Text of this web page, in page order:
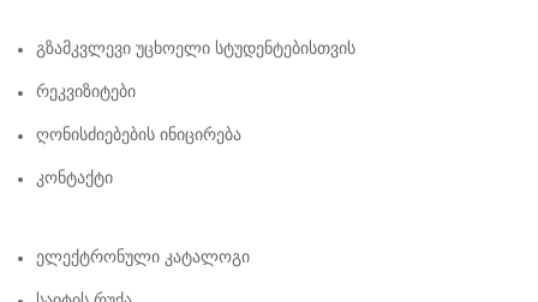
Გზამკვლევი Უცხოელი Სტუდენტებისთვის
Რეკვიზიტები
Ღონისძიებების Ინიცირება
Კონტაქტი
Ელექტრონული Კატალოგი